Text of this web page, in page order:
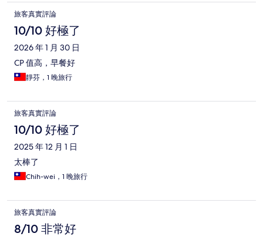
旅客真實評論
10/10 好極了
2026 年 1 月 30 日
CP 值高，早餐好
靜芬，1 晚旅行
旅客真實評論
10/10 好極了
2025 年 12 月 1 日
太棒了
Chih-wei，1 晚旅行
旅客真實評論
8/10 非常好